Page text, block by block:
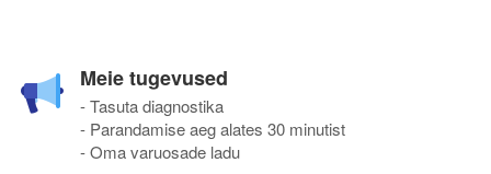
Meie tugevused
- Tasuta diagnostika
- Parandamise aeg alates 30 minutist
- Oma varuosade ladu